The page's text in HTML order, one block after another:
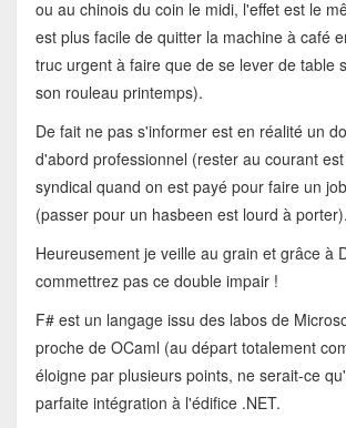
ou au chinois du coin le midi, l'effet est le
est plus facile de quitter la machine à café
truc urgent à faire que de se lever de table
son rouleau printemps).
De fait ne pas s'informer est en réalité un
d'abord professionnel (rester au courant
syndical quand on est payé pour faire un
(passer pour un hasbeen est lourd à porter).
Heureusement je veille au grain et grâce à
commettrez pas ce double impair !
F# est un langage issu des labos de
proche de OCaml (au départ totalement
éloigne par plusieurs points, ne serait-ce
parfaite intégration à l'édifice .NET.